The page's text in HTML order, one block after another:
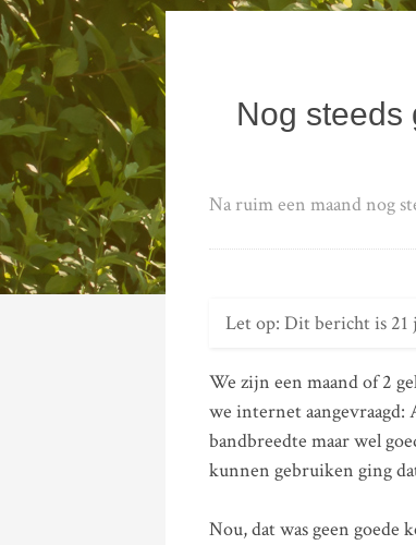
Nog steeds
Na ruim een maand nog
Let op: Dit bericht is 21
We zijn een maand of 2
we internet aangevraagd:
bandbreedte maar wel
kunnen gebruiken ging
Nou, dat was geen goede